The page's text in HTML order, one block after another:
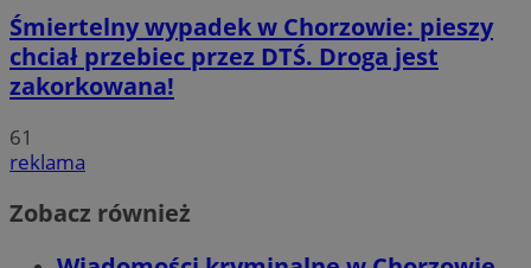
Śmiertelny wypadek w Chorzowie: pieszy
chciał przebiec przez DTŚ. Droga jest
zakorkowana!
61
reklama
Zobacz również